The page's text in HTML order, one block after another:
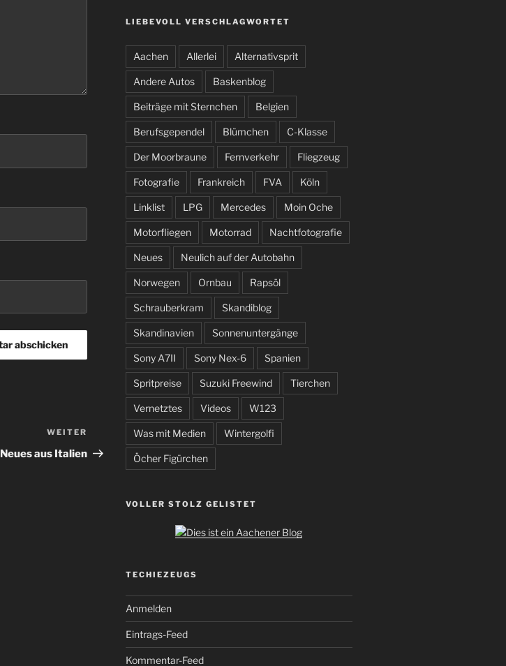
Nächster
Beitrag
WEITER
Neues aus Italien
LIEBEVOLL VERSCHLAGWORTET
Aachen Allerlei Alternativsprit
Andere Autos Baskenblog
Beiträge mit Sternchen Belgien
Berufsgependel Blümchen C-Klasse
Der Moorbraune Fernverkehr Fliegzeug
Fotografie Frankreich FVA Köln
Linklist LPG Mercedes Moin Oche
Motorfliegen Motorrad Nachtfotografie
Neues Neulich auf der Autobahn
Norwegen Ornbau Rapsöl
Schrauberkram Skandiblog
Skandinavien Sonnenuntergänge
Sony A7II Sony Nex-6 Spanien
Spritpreise Suzuki Freewind Tierchen
Vernetztes Videos W123
Was mit Medien Wintergolfi
Öcher Figürchen
VOLLER STOLZ GELISTET
TECHIEZEUGS
Anmelden
Eintrags-Feed
Kommentar-Feed